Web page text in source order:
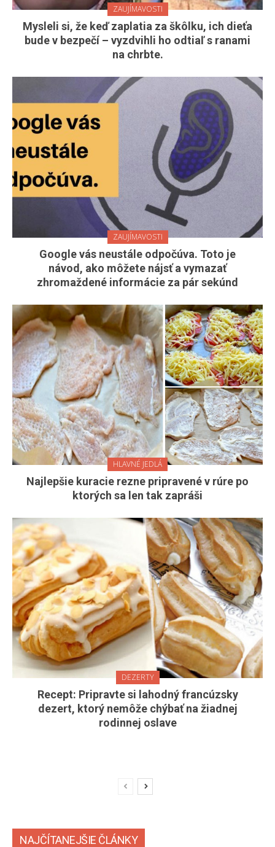
ZAUJÍMAVOSTI
Mysleli si, že keď zaplatia za škôlku, ich dieťa
bude v bezpečí – vyzdvihli ho odtiaľ s ranami
na chrbte.
ZAUJÍMAVOSTI
Google vás neustále odpočúva. Toto je
návod, ako môžete nájsť a vymazať
zhromaždené informácie za pár sekúnd
HLAVNÉ JEDLÁ
Najlepšie kuracie rezne pripravené v rúre po
ktorých sa len tak zapráši
DEZERTY
Recept: Pripravte si lahodný francúzsky
dezert, ktorý nemôže chýbať na žiadnej
rodinnej oslave
NAJČÍTANEJŠIE ČLÁNKY